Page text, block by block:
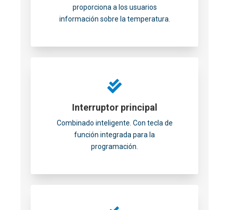
proporciona a los usuarios
información sobre la temperatura.
Interruptor principal
Combinado inteligente. Con tecla de
función integrada para la
programación.